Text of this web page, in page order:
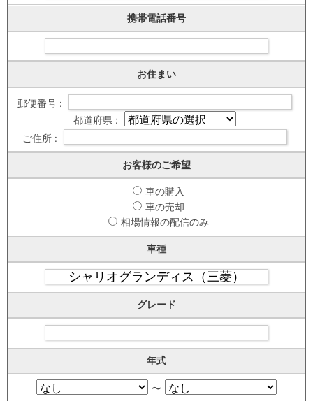
携帯電話番号
お住まい
郵便番号 :
都道府県 :
ご住所 :
お客様のご希望
車の購入
車の売却
相場情報の配信のみ
車種
グレード
年式
〜